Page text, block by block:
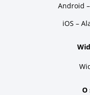
Android
iOS –
O